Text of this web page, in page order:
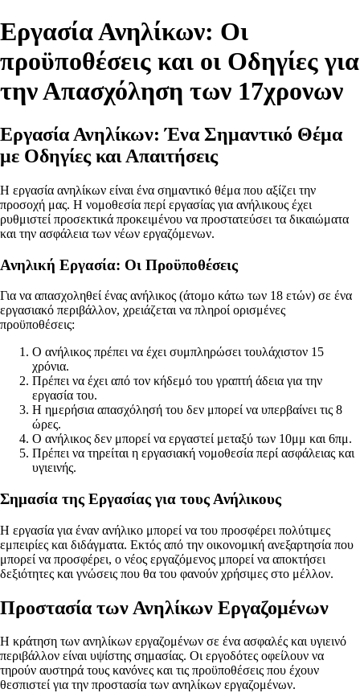
Εργασία Ανηλίκων: Οι
προϋποθέσεις και οι Οδηγίες για
την Απασχόληση των 17χρονων
Εργασία Ανηλίκων: Ένα Σημαντικό Θέμα
με Οδηγίες και Απαιτήσεις
Η εργασία ανηλίκων είναι ένα σημαντικό θέμα που αξίζει την
προσοχή μας. Η νομοθεσία περί εργασίας για ανήλικους έχει
ρυθμιστεί προσεκτικά προκειμένου να προστατεύσει τα δικαιώματα
και την ασφάλεια των νέων εργαζόμενων.
Ανηλική Εργασία: Οι Προϋποθέσεις
Για να απασχοληθεί ένας ανήλικος (άτομο κάτω των 18 ετών) σε ένα
εργασιακό περιβάλλον, χρειάζεται να πληροί ορισμένες
προϋποθέσεις:
Ο ανήλικος πρέπει να έχει συμπληρώσει τουλάχιστον 15
χρόνια.
Πρέπει να έχει από τον κήδεμό του γραπτή άδεια για την
εργασία του.
Η ημερήσια απασχόλησή του δεν μπορεί να υπερβαίνει τις 8
ώρες.
Ο ανήλικος δεν μπορεί να εργαστεί μεταξύ των 10μμ και 6πμ.
Πρέπει να τηρείται η εργασιακή νομοθεσία περί ασφάλειας και
υγιεινής.
Σημασία της Εργασίας για τους Ανήλικους
Η εργασία για έναν ανήλικο μπορεί να του προσφέρει πολύτιμες
εμπειρίες και διδάγματα. Εκτός από την οικονομική ανεξαρτησία που
μπορεί να προσφέρει, ο νέος εργαζόμενος μπορεί να αποκτήσει
δεξιότητες και γνώσεις που θα του φανούν χρήσιμες στο μέλλον.
Προστασία των Ανηλίκων Εργαζομένων
Η κράτηση των ανηλίκων εργαζομένων σε ένα ασφαλές και υγιεινό
περιβάλλον είναι υψίστης σημασίας. Οι εργοδότες οφείλουν να
τηρούν αυστηρά τους κανόνες και τις προϋποθέσεις που έχουν
θεσπιστεί για την προστασία των ανηλίκων εργαζομένων.